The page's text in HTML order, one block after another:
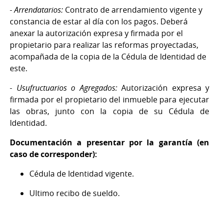
- Arrendatarios: Contrato de arrendamiento vigente y
constancia de estar al día con los pagos. Deberá
anexar la autorización expresa y firmada por el
propietario para realizar las reformas proyectadas,
acompañada de la copia de la Cédula de Identidad de
este.
- Usufructuarios o Agregados: Autorización expresa y
firmada por el propietario del inmueble para ejecutar
las obras, junto con la copia de su Cédula de
Identidad.
Documentación a presentar por la garantía (en
caso de corresponder):
Cédula de Identidad vigente.
Ultimo recibo de sueldo.